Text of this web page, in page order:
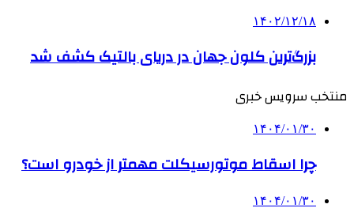
۱۴۰۲/۱۲/۱۸
بزرگ‌ترین کلون جهان در دریای بالتیک کشف شد
منتخب سرویس خبری
۱۴۰۴/۰۱/۳۰
چرا اسقاط موتورسیکلت مهمتر از خودرو است؟
۱۴۰۴/۰۱/۳۰